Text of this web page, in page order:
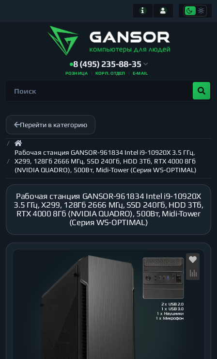
8 (495) 235-88-35
РОЗНИЦА КОРП. ОТДЕЛ E-MAIL
Перейти в категорию
Рабочая станция GANSOR-961834 Intel i9-10920X 3.5 ГГц,
X299, 128Гб 2666 МГц, SSD 240Гб, HDD 3Тб, RTX 4000 8Гб
(NVIDIA QUADRO), 500Вт, Midi-Tower (Серия WS-OPTIMAL)
Рабочая станция GANSOR-961834 Intel i9-10920X
3.5 ГГц, X299, 128Гб 2666 МГц, SSD 240Гб, HDD 3Тб,
RTX 4000 8Гб (NVIDIA QUADRO), 500Вт, Midi-Tower
(Серия WS-OPTIMAL)